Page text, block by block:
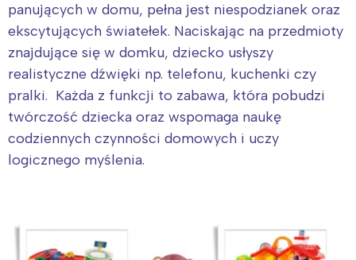
panujących w domu, pełna jest niespodzianek oraz
ekscytujących światełek. Naciskając na przedmioty
znajdujące się w domku, dziecko usłyszy
realistyczne dźwięki np. telefonu, kuchenki czy
pralki. Każda z funkcji to zabawa, która pobudzi
twórczość dziecka oraz wspomaga naukę
codziennych czynności domowych i uczy
logicznego myślenia.